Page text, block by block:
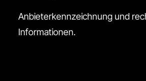
Anbieterkennzeichnung und
Informationen.